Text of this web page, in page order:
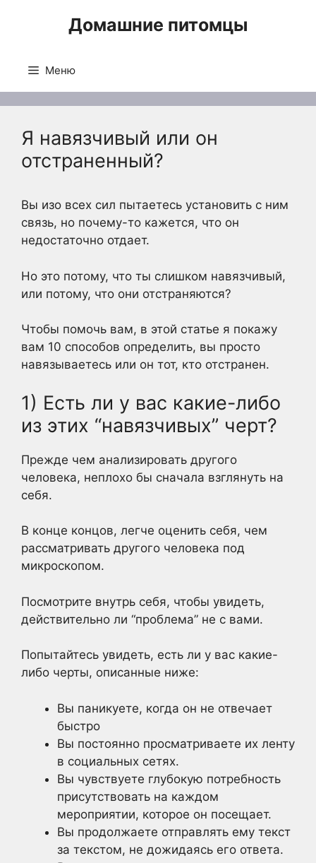
Домашние питомцы
Меню
Я навязчивый или он
отстраненный?
Вы изо всех сил пытаетесь установить с ним
связь, но почему-то кажется, что он
недостаточно отдает.
Но это потому, что ты слишком навязчивый,
или потому, что они отстраняются?
Чтобы помочь вам, в этой статье я покажу
вам 10 способов определить, вы просто
навязываетесь или он тот, кто отстранен.
1) Есть ли у вас какие-либо
из этих “навязчивых” черт?
Прежде чем анализировать другого
человека, неплохо бы сначала взглянуть на
себя.
В конце концов, легче оценить себя, чем
рассматривать другого человека под
микроскопом.
Посмотрите внутрь себя, чтобы увидеть,
действительно ли “проблема” не с вами.
Попытайтесь увидеть, есть ли у вас какие-
либо черты, описанные ниже:
Вы паникуете, когда он не отвечает
быстро
Вы постоянно просматриваете их ленту
в социальных сетях.
Вы чувствуете глубокую потребность
присутствовать на каждом
мероприятии, которое он посещает.
Вы продолжаете отправлять ему текст
за текстом, не дожидаясь его ответа.